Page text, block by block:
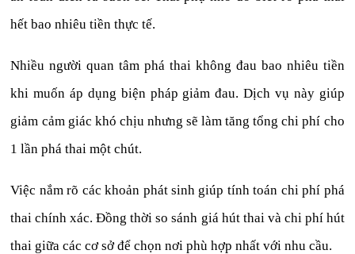
hết bao nhiêu tiền thực tế.
Nhiều người quan tâm phá thai không đau bao nhiêu tiền
khi muốn áp dụng biện pháp giảm đau. Dịch vụ này giúp
giảm cảm giác khó chịu nhưng sẽ làm tăng tổng chi phí cho
1 lần phá thai một chút.
Việc nắm rõ các khoản phát sinh giúp tính toán chi phí phá
thai chính xác. Đồng thời so sánh giá hút thai và chi phí hút
thai giữa các cơ sở để chọn nơi phù hợp nhất với nhu cầu.